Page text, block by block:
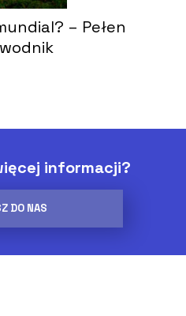
– Pełen
informacji?
DO NAS